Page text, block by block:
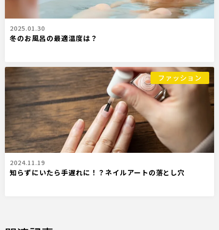
2025.01.30
冬のお風呂の最適温度は？
ファッション
2024.11.19
知らずにいたら手遅れに！？ネイルアートの落とし穴